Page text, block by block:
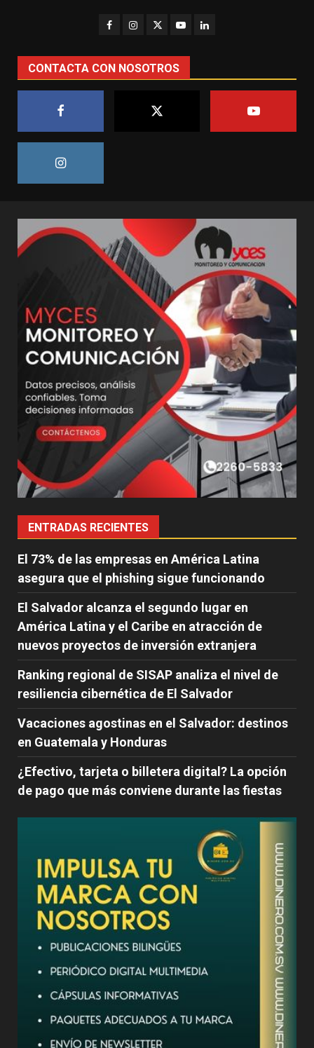
CONTACTA CON NOSOTROS
ENTRADAS RECIENTES
El 73% de las empresas en América Latina
asegura que el phishing sigue funcionando
El Salvador alcanza el segundo lugar en
América Latina y el Caribe en atracción de
nuevos proyectos de inversión extranjera
Ranking regional de SISAP analiza el nivel de
resiliencia cibernética de El Salvador
Vacaciones agostinas en el Salvador: destinos
en Guatemala y Honduras
¿Efectivo, tarjeta o billetera digital? La opción
de pago que más conviene durante las fiestas